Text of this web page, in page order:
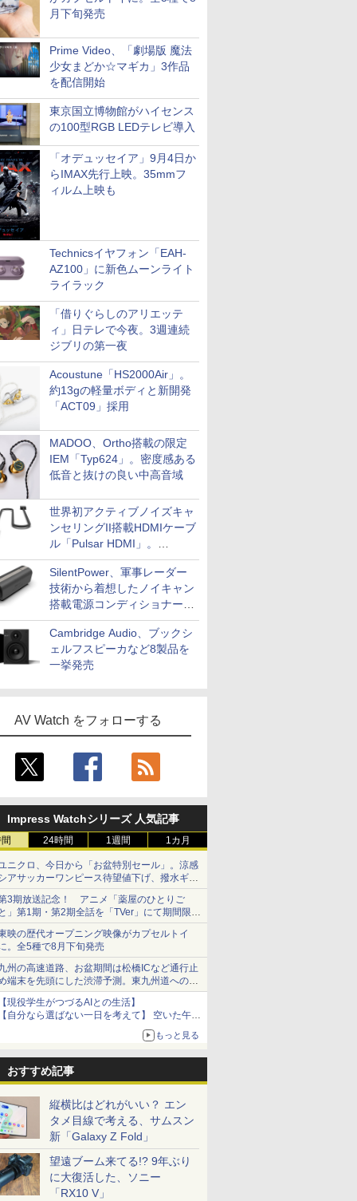
月下旬発売
Prime Video、「劇場版 魔法
少女まどか☆マギカ」3作品
を配信開始
東京国立博物館がハイセンス
の100型RGB LEDテレビ導入
「オデュッセイア」9月4日か
らIMAX先行上映。35mmフ
ィルム上映も
Technicsイヤフォン「EAH-
AZ100」に新色ムーンライト
ライラック
「借りぐらしのアリエッテ
ィ」日テレで今夜。3週連続
ジブリの第一夜
Acoustune「HS2000Air」。
約13gの軽量ボディと新開発
「ACT09」採用
MADOO、Ortho搭載の限定
IEM「Typ624」。密度感ある
低音と抜けの良い中高音域
世界初アクティブノイズキャ
ンセリングII搭載HDMIケーブ
ル「Pulsar HDMI」。
SilentPowerから
SilentPower、軍事レーダー
技術から着想したノイキャン
搭載電源コンディショナー
「AC iPurifier2」
Cambridge Audio、ブックシ
ェルフスピーカなど8製品を
一挙発売
AV Watch をフォローする
Impress Watchシリーズ 人気記事
24時間 1週間 1カ月
ニクロ、今日から「お盆特別セール」。涼感
アサッカーワンピース待望値下げ、撥水ギア
ョーツは1990円に
3期放送記念！ アニメ「薬屋のひとりご
」第1期・第2期全話を「TVer」にて期間限定
順次無料配信開始
映の歴代オープニング映像がカプセルトイ
。全5種で8月下旬発売
州の高速道路、お盆期間は松橋ICなど通行止
端末を先頭にした渋滞予測。東九州道への迂
は料金調整を実施
現役学生がつづるAIとの生活】
自分なら選ばない一日を考えて】 空いた午後
チャッピーに捧げたら、思わぬ絶景に出会っ
もっと見る
おすすめ記事
縦横比はどれがいい？ エン
タメ目線で考える、サムスン
新「Galaxy Z Fold」
望遠ブーム来てる!? 9年ぶり
に大復活した、ソニー
「RX10 V」